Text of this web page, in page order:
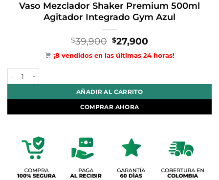
Vaso Mezclador Shaker Premium 500ml
Agitador Integrado Gym Azul
$39,900 El
precio
original
$27,900El
precio
actual
¡8 vendidos en las últimas 24 horas!
AÑADIR AL CARRITO
COMPRAR AHORA